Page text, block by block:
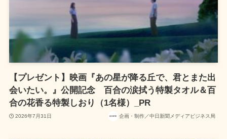
【プレゼント】映画『あの星が降る丘で、君とまた出
会いたい。』公開記念 百合の涙拭う特製タオル＆百
合の花香る特製しおり（1名様）_PR
2026年7月31日 企画・制作／中日新聞メディアビジネス局